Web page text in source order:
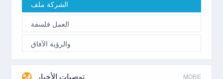
الشركة ملف
العمل فلسفة
والرؤية الآفاق
توصيات الأخبار MORE